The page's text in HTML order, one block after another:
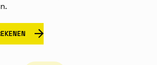
het uitrekenen